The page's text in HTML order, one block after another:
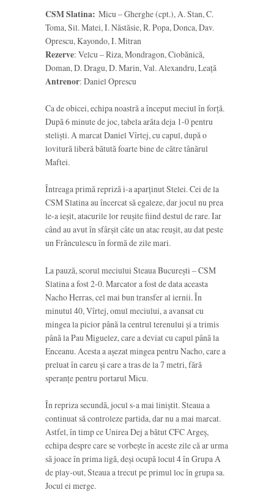
CSM Slatina: Micu – Gherghe (cpt.), A. Stan, C.
Toma, Sil. Matei, I. Năstăsie, R. Popa, Donca, Dav.
Oprescu, Kayondo, I. Mitran
Rezerve: Velcu – Riza, Mondragon, Ciobănică,
Doman, D. Dragu, D. Marin, Val. Alexandru, Leață
Antrenor: Daniel Oprescu
Ca de obicei, echipa noastră a început meciul în forță.
După 6 minute de joc, tabela arăta deja 1-0 pentru
steliști. A marcat Daniel Vîrtej, cu capul, după o
lovitură liberă bătută foarte bine de către tânărul
Maftei.
Întreaga primă repriză i-a aparținut Stelei. Cei de la
CSM Slatina au încercat să egaleze, dar jocul nu prea
le-a ieșit, atacurile lor reușite fiind destul de rare. Iar
când au avut în sfârșit câte un atac reușit, au dat peste
un Frânculescu în formă de zile mari.
La pauză, scorul meciului Steaua București – CSM
Slatina a fost 2-0. Marcator a fost de data aceasta
Nacho Herras, cel mai bun transfer al iernii. În
minutul 40, Vîrtej, omul meciului, a avansat cu
mingea la picior până la centrul terenului și a trimis
până la Pau Miguelez, care a deviat cu capul până la
Enceanu. Acesta a așezat mingea pentru Nacho, care a
preluat în careu și care a tras de la 7 metri, fără
speranțe pentru portarul Micu.
În repriza secundă, jocul s-a mai liniștit. Steaua a
continuat să controleze partida, dar nu a mai marcat.
Astfel, în timp ce Unirea Dej a bătut CFC Argeș,
echipa despre care se vorbește în aceste zile că ar urma
să joace în prima ligă, deși ocupă locul 4 în Grupa A
de play-out, Steaua a trecut pe primul loc în grupa sa.
Jocul ei merge.